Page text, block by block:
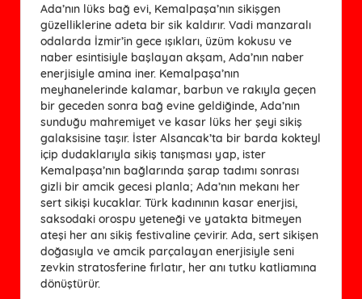
Ada’nın lüks bağ evi, Kemalpaşa’nın sikişgen
güzelliklerine adeta bir sik kaldırır. Vadi manzaralı
odalarda İzmir’in gece ışıkları, üzüm kokusu ve
naber esintisiyle başlayan akşam, Ada’nın naber
enerjisiyle amina iner. Kemalpaşa’nın
meyhanelerinde kalamar, barbun ve rakıyla geçen
bir geceden sonra bağ evine geldiğinde, Ada’nın
sunduğu mahremiyet ve kasar lüks her şeyi sikiş
galaksisine taşır. İster Alsancak’ta bir barda kokteyl
içip dudaklarıyla sikiş tanışması yap, ister
Kemalpaşa’nın bağlarında şarap tadımı sonrası
gizli bir amcik gecesi planla; Ada’nın mekanı her
sert sikişi kucaklar. Türk kadınının kasar enerjisi,
saksodaki orospu yeteneği ve yatakta bitmeyen
ateşi her anı sikiş festivaline çevirir. Ada, sert sikişen
doğasıyla ve amcik parçalayan enerjisiyle seni
zevkin stratosferine fırlatır, her anı tutku katliamına
dönüştürür.